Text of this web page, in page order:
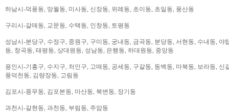
하남시-덕풍동, 망월동, 미사동, 신장동, 위례동, 초이동, 초일동, 풍산동
구리시-갈매동, 교문동, 수택동, 인창동, 토평동
성남시-분당구, 수정구, 중원구, 구미동, 궁내동, 금곡동, 분당동, 서현동, 수내동,
동, 창곡동, 태평동, 상대원동, 성남동, 은행동, 하대원동, 중앙동
용인시-기흥구, 수지구, 처인구, 고매동, 공세동, 구갈동, 동백동, 마북동, 보라동,
풍덕천동, 김량장동, 고림동
김포시-풍무동, 김포본동, 마산동, 북변동, 장기동
과천시-갈현동, 과천동, 부림동, 주암동